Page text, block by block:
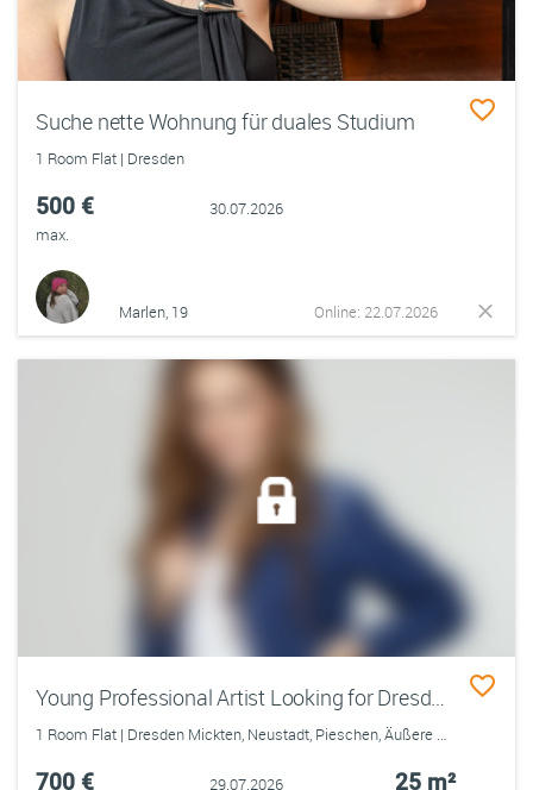
Suche nette Wohnung für duales Studium
1 Room Flat | Dresden
500 €
max.
30.07.2026
Marlen, 19 Online: 22.07.2026
Young Professional Artist Looking for Dresden Apartment
1 Room Flat | Dresden Mickten, Neustadt, Pieschen, Äußere Neustadt, Innere Neustadt, Prohlis-Nord, Prohlis-Süd
700 € 29.07.2026 25 m²